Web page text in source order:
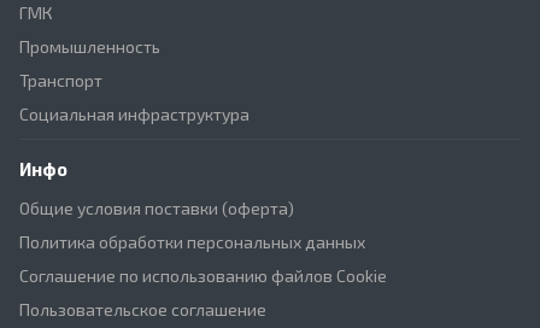
ГМК
Промышленность
Транспорт
Социальная инфраструктура
Инфо
Общие условия поставки (оферта)
Политика обработки персональных данных
Соглашение по использованию файлов Cookie
Пользовательское соглашение